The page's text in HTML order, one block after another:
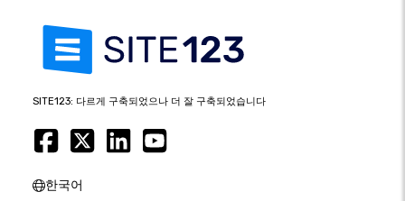
SITE123: 다르게 구축되었으나 더 잘 구축되었습니다
한국어